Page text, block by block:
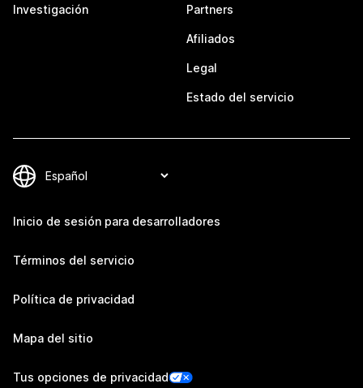
Investigación Partners
Afiliados
Legal
Estado del servicio
Inicio de sesión para desarrolladores
Términos del servicio
Política de privacidad
Mapa del sitio
Tus opciones de privacidad